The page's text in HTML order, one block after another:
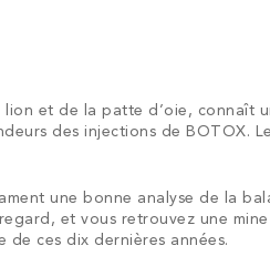
et de la patte d’oie, connaît
des injections de BOTOX. Le
une bonne analyse de la
et vous retrouvez une mine
de ces dix dernières années.
Gynécomastie
latéral
des
cuisses
fesses
par
fesses
par
scrotum
Pommettes,